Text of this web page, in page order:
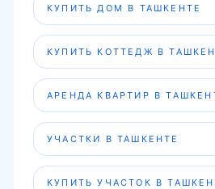
КУПИТЬ ДОМ В ТАШКЕНТЕ
КУПИТЬ КОТТЕДЖ В
АРЕНДА КВАРТИР В
УЧАСТКИ В ТАШКЕНТЕ
КУПИТЬ УЧАСТОК В